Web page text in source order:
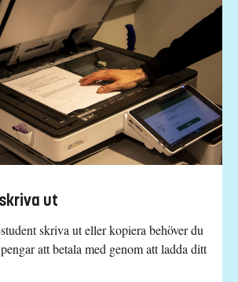
ut
skriva ut eller kopiera behöver du
att betala med genom att ladda ditt